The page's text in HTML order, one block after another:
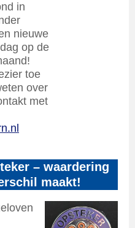
in
nieuwe
op de
toe
over
met
– waardering
maakt!